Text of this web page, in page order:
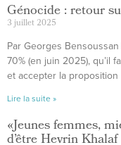
Génocide : retour
3 juillet 2025
Par Georges
70% (en juin 2025), qu’il
et accepter la proposition
Lire la suite »
«Jeunes femmes,
d’être Hevrin Khalaf